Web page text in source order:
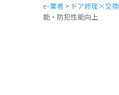
e-業者 > ドア修理×交換
能・防犯性能向上